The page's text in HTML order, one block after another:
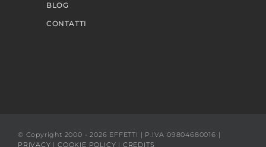
BLOG
CONTATTI
© Copyright 2000 - 2026 EFFETTI | P.IVA 09804680016 |
PRIVACY | COOKIE POLICY | CREDITS